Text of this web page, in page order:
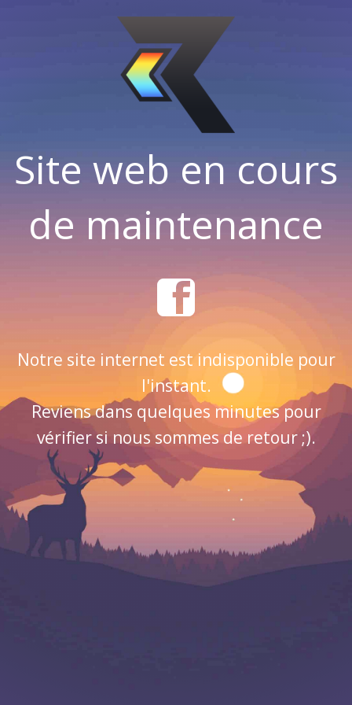
Site web en cours
de maintenance
Notre site internet est indisponible pour
l'instant.
Reviens dans quelques minutes pour
vérifier si nous sommes de retour ;).